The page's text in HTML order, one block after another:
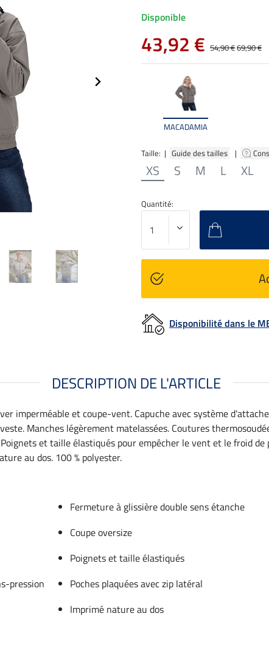
MACADAMIA
Taille: | Guide des tailles |
XS S M L XL
Disponible
43,92 € 54,90 €69,90 €
Quantité:
Disponibilité dans le
DESCRIPTION DE L'ARTICLE
imperméable et coupe-vent. Capuche avec système
Manches légèrement matelassées. Coutures
et taille élastiqués pour empêcher le vent et le froid de
au dos. 100 % polyester.
Fermeture à glissière double sens étanche
Coupe oversize
Poignets et taille élastiqués
pression
Poches plaquées avec zip latéral
Imprimé nature au dos